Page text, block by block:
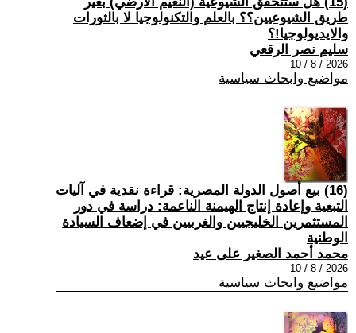
طريق الشيوعيين؟؟ بالعلم والتكنولوجيا لا بالثورات
والايديولوجيا!؟
سليم نصر الرقعي
2026 / 8 / 10
مواضيع وابحاث سياسية
(16) بيع أصول الدولة المصرية: قراءة نقدية في آليات
التبعية وإعادة إنتاج الهيمنة الناعمة: دراسة في دور
المستثمرين الخليجيين والغربيين في إضعاف السيادة
الوطنية
محمد أحمد الصغير على عيد
2026 / 8 / 10
مواضيع وابحاث سياسية